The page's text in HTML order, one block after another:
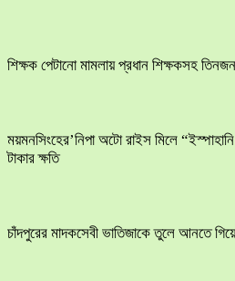
শিক্ষক পেটানো মামলায় প্রধান শিক্ষকসহ
ময়মনসিংহের’নিপা অটো রাইস মিলে
টাকার ক্ষতি
চাঁদপুরের মাদকসেবী ভাতিজাকে তুলে আনতে গিয়ে